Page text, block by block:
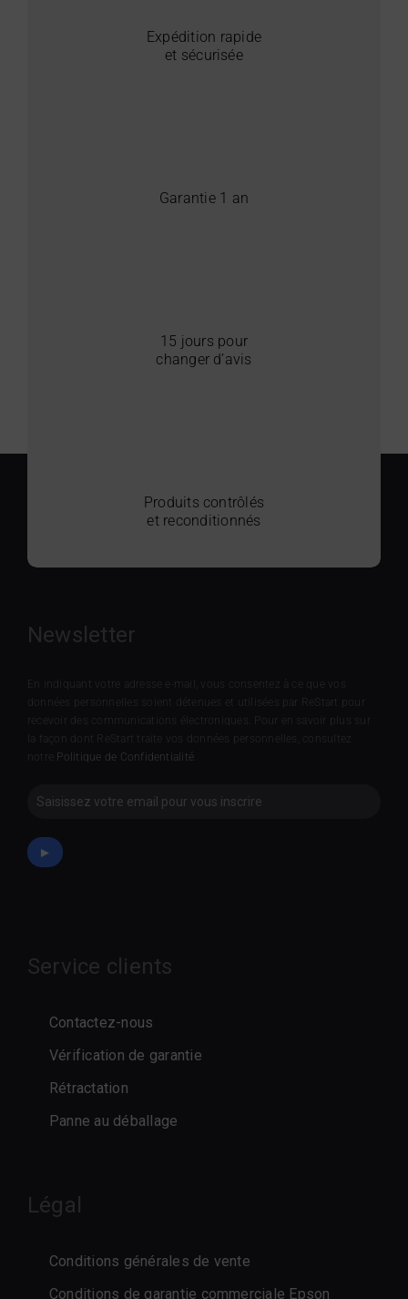
Expédition rapide
et sécurisée
Garantie 1 an
15 jours pour
changer d’avis
Produits contrôlés
et reconditionnés
Newsletter
En indiquant votre adresse e-mail, vous consentez à ce que vos
données personnelles soient détenues et utilisées par ReStart pour
recevoir des communications électroniques. Pour en savoir plus sur
la façon dont ReStart traite vos données personnelles, consultez
notre Politique de Confidentialité
Newsletter
►
Service clients
Contactez-nous
Vérification de garantie
Rétractation
Panne au déballage
Légal
Conditions générales de vente
Conditions de garantie commerciale Epson